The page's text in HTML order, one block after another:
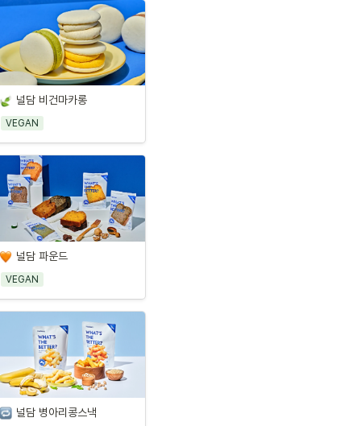
널담 비건마카롱
VEGAN
널담 파운드
VEGAN
널담 병아리콩스낵